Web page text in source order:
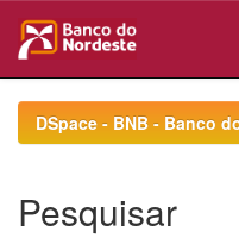
navigationDSpace - BNB - Banco
Pesquisar